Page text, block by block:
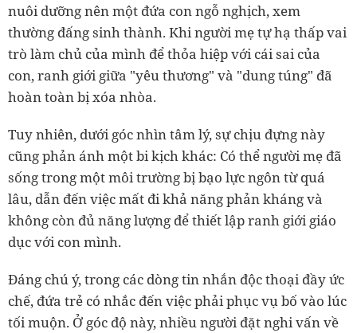
nuôi dưỡng nên một đứa con ngỗ nghịch, xem
thường đấng sinh thành. Khi người mẹ tự hạ thấp vai
trò làm chủ của mình để thỏa hiệp với cái sai của
con, ranh giới giữa "yêu thương" và "dung túng" đã
hoàn toàn bị xóa nhòa.
Tuy nhiên, dưới góc nhìn tâm lý, sự chịu đựng này
cũng phản ánh một bi kịch khác: Có thể người mẹ đã
sống trong một môi trường bị bạo lực ngôn từ quá
lâu, dẫn đến việc mất đi khả năng phản kháng và
không còn đủ năng lượng để thiết lập ranh giới giáo
dục với con mình.
Đáng chú ý, trong các dòng tin nhắn độc thoại đầy ức
chế, đứa trẻ có nhắc đến việc phải phục vụ bố vào lúc
tối muộn. Ở góc độ này, nhiều người đặt nghi vấn về